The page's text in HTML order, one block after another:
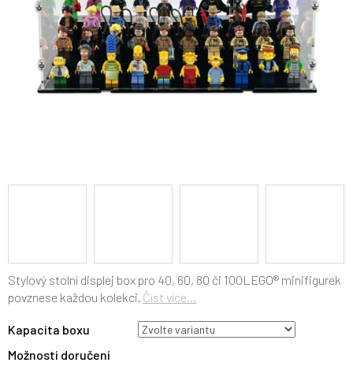
Kapacita boxu
Možnosti doručení
Stylový stolní displej box pro 40, 60, 80 či 100LEGO® minifigurek
povznese každou kolekci. Číst více...